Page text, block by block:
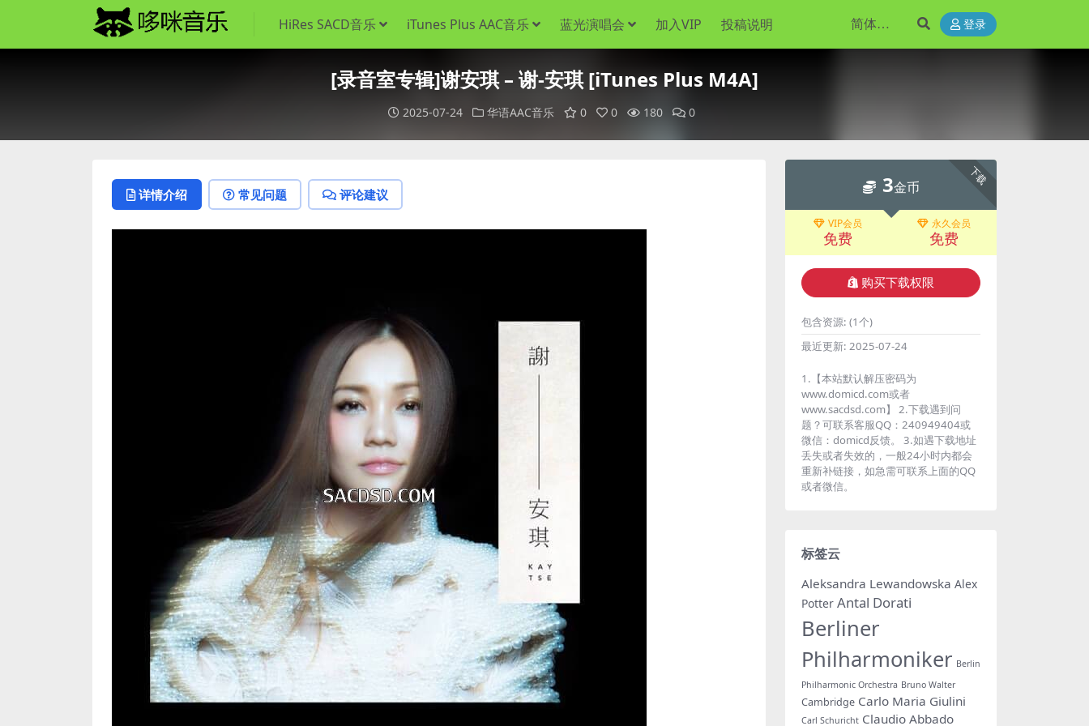
HiRes SACD音乐 iTunes Plus AAC音乐 蓝光演唱会 加入VIP 投稿说明 登录
[录音室专辑]谢安琪 – 谢-安琪 [iTunes Plus M4A]
2025-07-24 华语AAC音乐 0 0 180 0
详情介绍 常见问题 评论建议
下载
3金币
VIP会员
免费
永久会员
免费
购买下载权限
包含资源: (1个)
最近更新: 2025-07-24
1.【本站默认解压密码为
www.domicd.com或者
www.sacdsd.com】 2.下载遇到问
题？可联系客服QQ：240949404或
微信：domicd反馈。 3.如遇下载地址
丢失或者失效的，一般24小时内都会
重新补链接，如急需可联系上面的QQ
或者微信。
标签云
Aleksandra Lewandowska Alex
Potter Antal Dorati
Berliner
Philharmoniker Berlin
Philharmonic Orchestra Bruno Walter
Cambridge Carlo Maria Giulini
Carl Schuricht Claudio Abbado